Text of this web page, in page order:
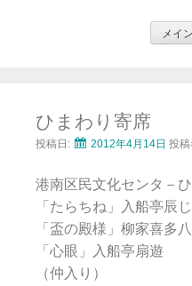
メイ
ン
ツ
ス
キ
ッ
プ
ひまわり寄席
投稿日: 2012年4月14日 投稿
港南区民文化センタ－
「たらちね」入船亭辰
「盃の殿様」柳家喜多八
「心眼」入船亭扇遊
（仲入り）